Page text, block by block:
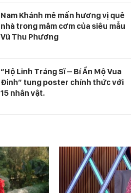
Nam Khánh mê mẩn hương vị quê
nhà trong mâm cơm của siêu mẫu
Vũ Thu Phương
“Hộ Linh Tráng Sĩ – Bí Ẩn Mộ Vua
Đinh” tung poster chính thức với
15 nhân vật.